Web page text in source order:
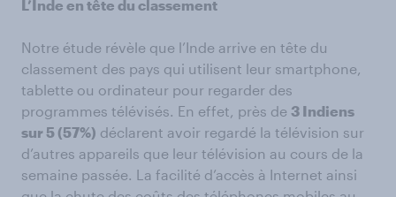
L’Inde en tête du classement
Notre étude révèle que l’Inde arrive en tête du
classement des pays qui utilisent leur smartphone,
tablette ou ordinateur pour regarder des
programmes télévisés. En effet, près de 3 Indiens
sur 5 (57%) déclarent avoir regardé la télévision sur
d’autres appareils que leur télévision au cours de la
semaine passée. La facilité d’accès à Internet ainsi